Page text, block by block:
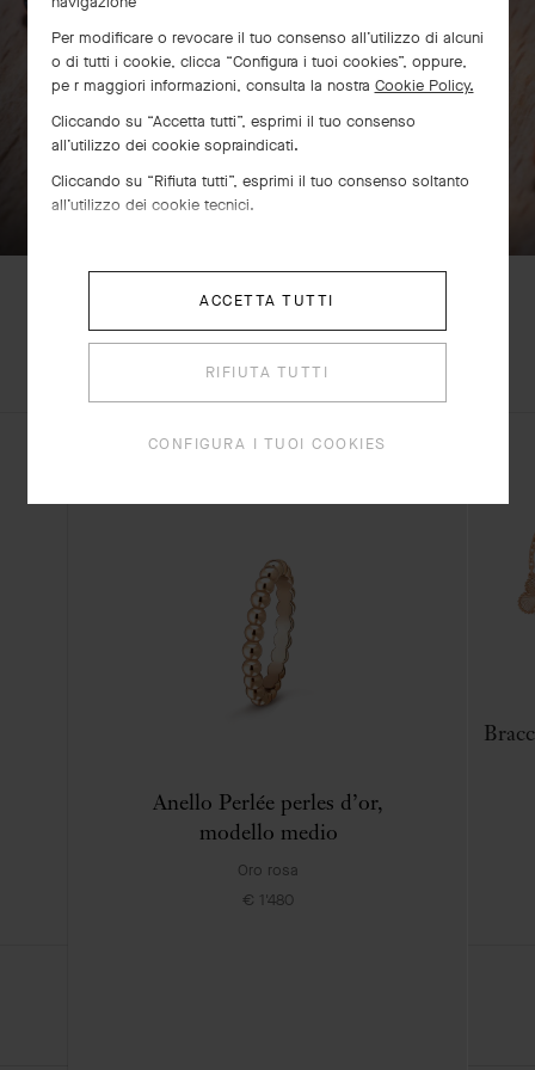
SCORRI PER SCOPRIRE
SET COMPLETO
CREAZIONI
Oro rosa , Corniola
€ 23'800
+1 variante di pietra
Orologio Perlée, 23 mm
Oro rosa
Anello Perlée perles d’or,
modello medio
Oro rosa
€ 1'480
Per modificare o revocare il tuo consenso all’utilizzo di alcuni
o di tutti i cookie, clicca “Configura i tuoi cookies”, oppure,
pe r maggiori informazioni, consulta la nostra Cookie Policy.
Cliccando su “Accetta tutti”, esprimi il tuo consenso
all’utilizzo dei cookie sopraindicati.
Cliccando su “Rifiuta tutti”, esprimi il tuo consenso soltanto
all’utilizzo dei cookie tecnici.
ACCETTA TUTTI
RIFIUTA TUTTI
CONFIGURA I TUOI COOKIES